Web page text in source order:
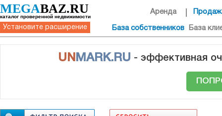
MEGABAZ.RU
каталог проверенной недвижимости
Установите расширение
Аренда
База собственников База
UN MARK.RU - эффективная